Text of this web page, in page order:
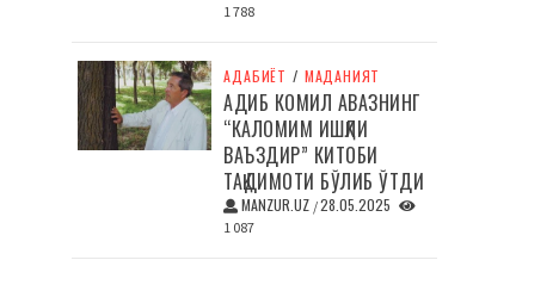
1 788
АДАБИЁТ / МАДАНИЯТ
АДИБ КОМИЛ АВАЗНИНГ
“КАЛОМИМ ИШҚЛИ
ВАЪЗДИР” КИТОБИ
ТАҚДИМОТИ БЎЛИБ ЎТДИ
MANZUR.UZ /28.05.2025
1 087